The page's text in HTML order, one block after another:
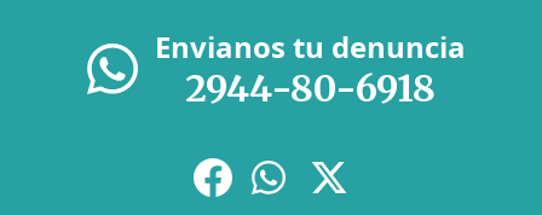
Envianos tu denuncia
2944-80-6918